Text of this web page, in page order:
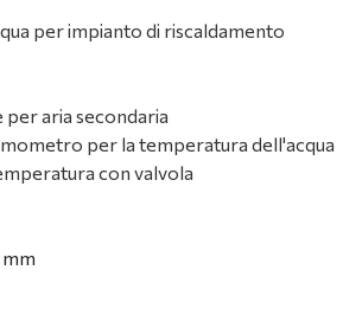
per impianto di riscaldamento
per aria secondaria
per la temperatura dell'acqua
con valvola